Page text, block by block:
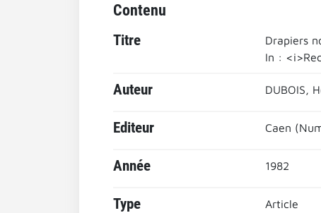
Contenu
Titre
Drapiers
In :
Auteur DUBOIS,
Editeur Caen
Année 1982
Type Article